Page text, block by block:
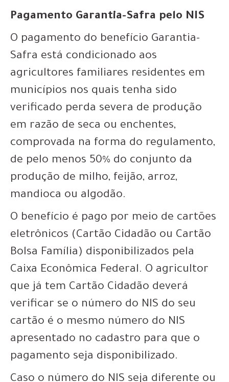
Pagamento Garantia-Safra pelo NIS
O pagamento do benefício Garantia-
Safra está condicionado aos
agricultores familiares residentes em
municípios nos quais tenha sido
verificado perda severa de produção
em razão de seca ou enchentes,
comprovada na forma do regulamento,
de pelo menos 50% do conjunto da
produção de milho, feijão, arroz,
mandioca ou algodão.
O benefício é pago por meio de cartões
eletrônicos (Cartão Cidadão ou Cartão
Bolsa Família) disponibilizados pela
Caixa Econômica Federal. O agricultor
que já tem Cartão Cidadão deverá
verificar se o número do NIS do seu
cartão é o mesmo número do NIS
apresentado no cadastro para que o
pagamento seja disponibilizado.
Caso o número do NIS seja diferente ou